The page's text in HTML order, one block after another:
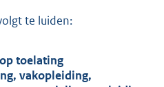
te luiden:
toelating
vakopleiding,